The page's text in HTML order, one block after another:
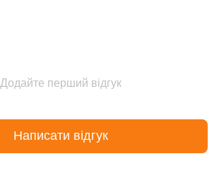
Додайте перший відгук
Написати відгук